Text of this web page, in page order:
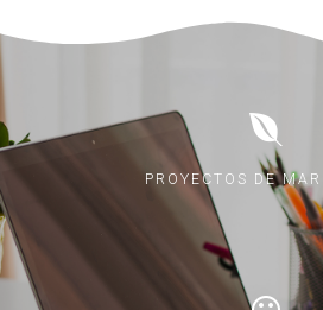
PROYECTOS DE